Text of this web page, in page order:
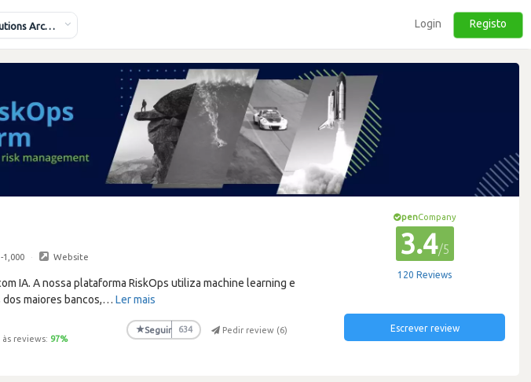
Senior AI Solutions Architect Login Registo
1,000 · Website
IA. A nossa plataforma RiskOps utiliza machine learning e
maiores bancos,… Ler mais
reviews: 97%
★Seguir 634 Pedir review (6)
penCompany
3.4/5
120 Reviews
Escrever review